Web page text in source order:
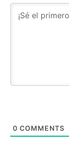
0 COMMENTS